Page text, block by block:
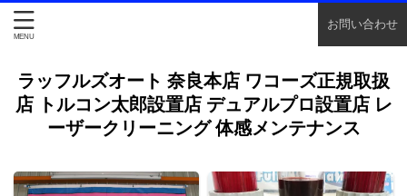
お問い合わせ
ラッフルズオート 奈良本店 ワコーズ正規取扱
店 トルコン太郎設置店 デュアルプロ設置店 レ
ーザークリーニング 体感メンテナンス